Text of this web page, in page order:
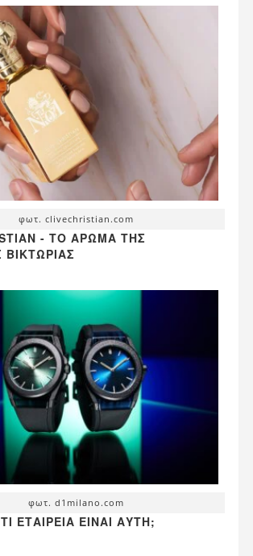
φωτ. clivechristian.com
- ΤΟ ΆΡΩΜΑ ΤΗΣ
ΒΙΚΤΏΡΙΑΣ
φωτ. d1milano.com
ΕΤΑΙΡΕΊΑ ΕΊΝΑΙ ΑΥΤΉ;